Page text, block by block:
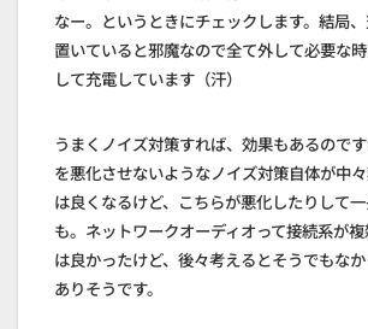
なー。というときにチェックします。結局
置いていると邪魔なので全て外して必要な
して充電しています（汗）
うまくノイズ対策すれば、効果もあるので
を悪化させないようなノイズ対策自体が中
は良くなるけど、こちらが悪化したりして
も。ネットワークオーディオって接続系が
は良かったけど、後々考えるとそうでもな
ありそうです。